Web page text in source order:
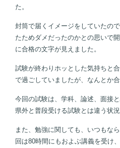
た。
封筒で届くイメージをしていたの
たためダメだったのかとの思いで
に合格の文字が見えました。
試験が終わりホッとした気持ちと
で過ごしていましたが、なんとか
今回の試験は、学科、論述、面接
県外と普段受ける試験とは違う状況
また、勉強に関しても、いつもな
回は80時間にもおよぶ講義を受け